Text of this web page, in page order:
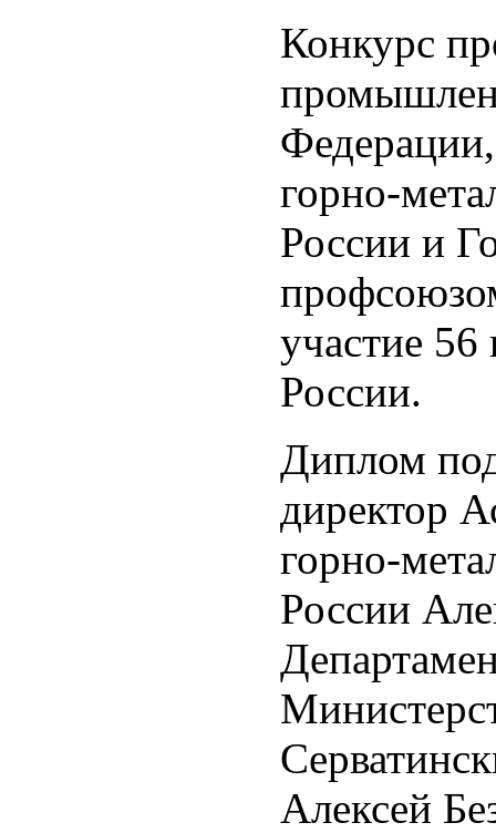
Конкурс
горно-
России и
участие
России.
Диплом
директор
горно-
России
Алексей